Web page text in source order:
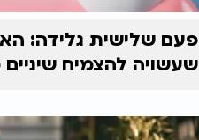
פעם שלישית גלידה:
שעשויה להצמיח